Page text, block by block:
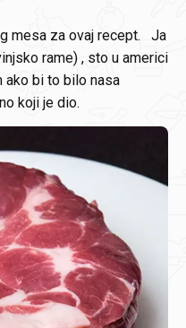
mesa za ovaj recept. Ja
rame) , sto u americi
ako bi to bilo nasa
koji je dio.